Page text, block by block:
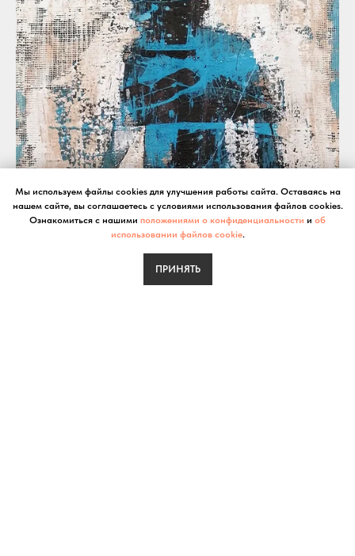
Мы используем файлы cookies для улучшения работы сайта. Оставаясь на
нашем сайте, вы соглашаетесь с условиями использования файлов cookies.
Ознакомиться с нашими положениями о конфиденциальности и об
использовании файлов cookie.
ПРИНЯТЬ